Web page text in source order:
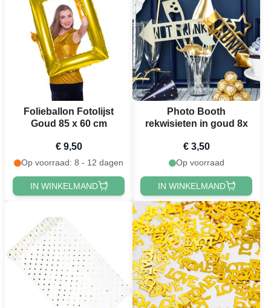
Folieballon Fotolijst
Goud 85 x 60 cm
€ 9,50
Op voorraad: 8 - 12 dagen
IN WINKELMAND
Photo Booth
rekwisieten in goud 8x
€ 3,50
Op voorraad
IN WINKELMAND